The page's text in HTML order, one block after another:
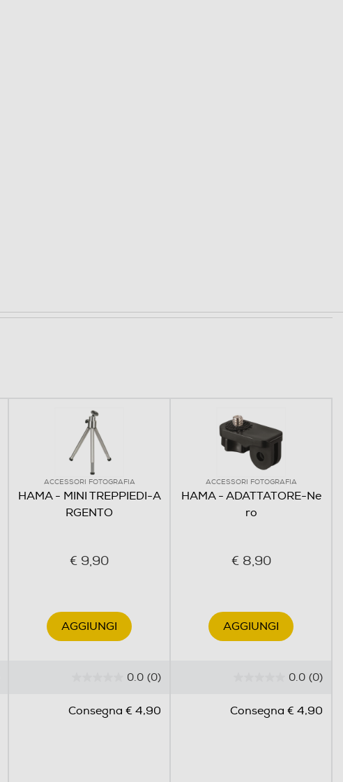
ACCESSORI FOTOGRAFIA
HAMA - MINI TREPPIEDI-A
RGENTO
€ 9,90
AGGIUNGI
ACCESSORI FOTOGRAFIA
HAMA - ADATTATORE-Ne
ro
€ 8,90
AGGIUNGI
0.0 (0) 0.0 (0)
Consegna € 4,90 Consegna € 4,90